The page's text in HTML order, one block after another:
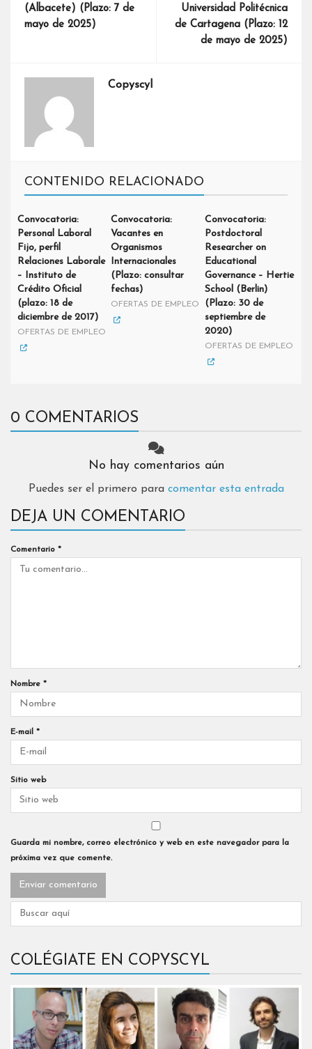
(Albacete) (Plazo: 7 de
mayo de 2025)
Universidad Politécnica
de Cartagena (Plazo: 12
de mayo de 2025)
Copyscyl
CONTENIDO RELACIONADO
Convocatoria:
Personal Laboral
Fijo, perfil
Relaciones Laborale
– Instituto de
Crédito Oficial
(plazo: 18 de
diciembre de 2017)
OFERTAS DE EMPLEO
Convocatoria:
Vacantes en
Organismos
Internacionales
(Plazo: consultar
fechas)
OFERTAS DE EMPLEO
Convocatoria:
Postdoctoral
Researcher on
Educational
Governance – Hertie
School (Berlin)
(Plazo: 30 de
septiembre de
2020)
OFERTAS DE EMPLEO
0 COMENTARIOS
No hay comentarios aún
Puedes ser el primero para comentar esta entrada
DEJA UN COMENTARIO
Comentario *
Nombre *
E-mail *
Sitio web
Guarda mi nombre, correo electrónico y web en este navegador para la
próxima vez que comente.
COLÉGIATE EN COPYSCYL